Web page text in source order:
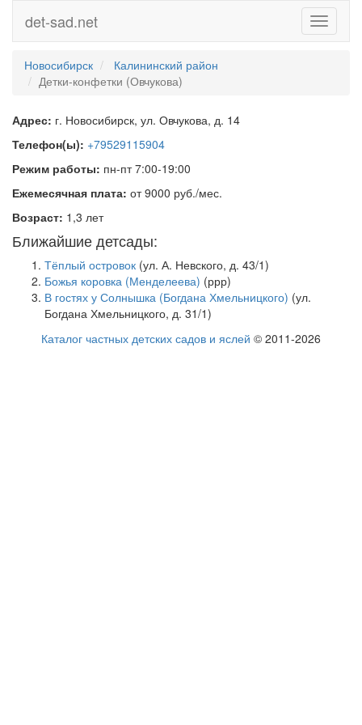
Toggle
det-sad.net
Новосибирск
Калининский район
Детки-конфетки (Овчукова)
Адрес: г. Новосибирск, ул. Овчукова, д. 14
Телефон(ы): +79529115904
Режим работы: пн-пт 7:00-19:00
Ежемесячная плата: от 9000 руб./мес.
Возраст: 1,3 лет
Ближайшие детсады:
Тёплый островок (ул. А. Невского, д. 43/1)
Божья коровка (Менделеева) (ррр)
В гостях у Солнышка (Богдана Хмельницкого) (ул.
Богдана Хмельницкого, д. 31/1)
Каталог частных детских садов и яслей © 2011-2026